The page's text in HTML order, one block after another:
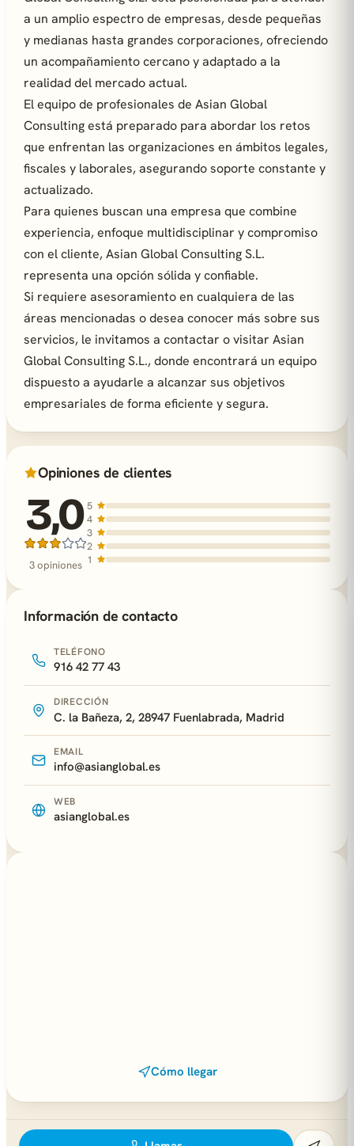
a un amplio espectro de empresas, desde pequeñas
y medianas hasta grandes corporaciones, ofreciendo
un acompañamiento cercano y adaptado a la
realidad del mercado actual.
El equipo de profesionales de Asian Global
Consulting está preparado para abordar los retos
que enfrentan las organizaciones en ámbitos legales,
fiscales y laborales, asegurando soporte constante y
actualizado.
Para quienes buscan una empresa que combine
experiencia, enfoque multidisciplinar y compromiso
con el cliente, Asian Global Consulting S.L.
representa una opción sólida y confiable.
Si requiere asesoramiento en cualquiera de las
áreas mencionadas o desea conocer más sobre sus
servicios, le invitamos a contactar o visitar Asian
Global Consulting S.L., donde encontrará un equipo
dispuesto a ayudarle a alcanzar sus objetivos
empresariales de forma eficiente y segura.
Opiniones de clientes
3,0
3 opiniones
5
4
3
2
1
Información de contacto
TELÉFONO
916 42 77 43
DIRECCIÓN
C. la Bañeza, 2, 28947 Fuenlabrada, Madrid
EMAIL
info@asianglobal.es
WEB
asianglobal.es
Cómo llegar